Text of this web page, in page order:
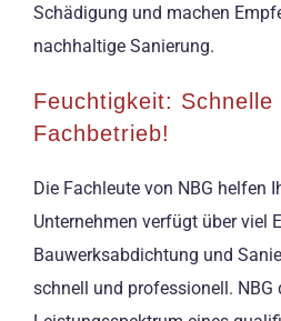
Schädigung und machen
nachhaltige Sanierung.
Feuchtigkeit:
Fachbetrieb!
Die Fachleute von NBG helfen
Unternehmen verfügt über viel
Bauwerksabdichtung und
schnell und professionell. NBG